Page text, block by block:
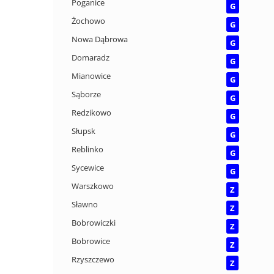
Poganice
G
Żochowo
G
Nowa Dąbrowa
G
Domaradz
G
Mianowice
G
Sąborze
G
Redzikowo
G
Słupsk
G
Reblinko
G
Sycewice
G
Warszkowo
Z
Sławno
Z
Bobrowiczki
Z
Bobrowice
Z
Rzyszczewo
Z